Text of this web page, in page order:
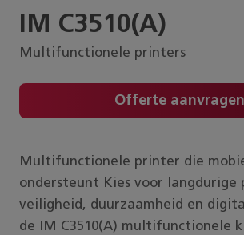
IM C3510(A)
Multifunctionele printers
Offerte aanvragen
Multifunctionele printer die
ondersteunt Kies voor
veiligheid, duurzaamheid en
de IM C3510(A) multifunctionele